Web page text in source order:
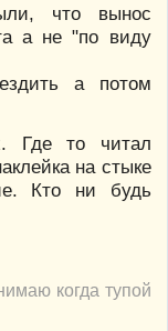
что вынос
а не "по виду
а потом
Где то читал
на стыке
Кто ни будь
когда тупой